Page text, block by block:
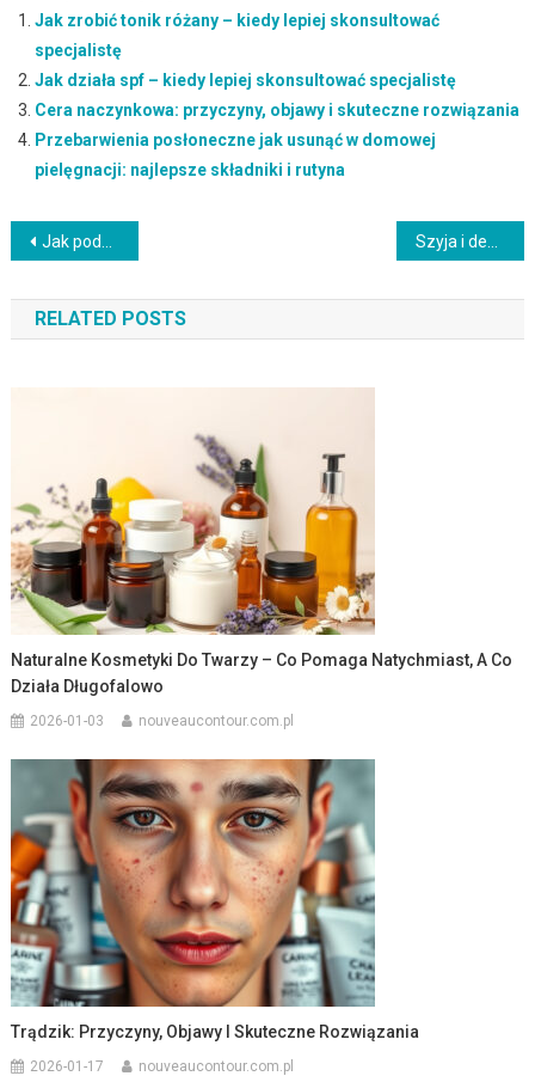
Jak zrobić tonik różany – kiedy lepiej skonsultować
specjalistę
Jak działa spf – kiedy lepiej skonsultować specjalistę
Cera naczynkowa: przyczyny, objawy i skuteczne rozwiązania
Przebarwienia posłoneczne jak usunąć w domowej
pielęgnacji: najlepsze składniki i rutyna
Nawigacja
wpisu
Jak podejść do tematu: retinal z czym nie łączyć krok po kroku
RELATED POSTS
Naturalne Kosmetyki Do Twarzy – Co Pomaga Natychmiast, A Co
Działa Długofalowo
2026-01-03 nouveaucontour.com.pl
Trądzik: Przyczyny, Objawy I Skuteczne Rozwiązania
2026-01-17 nouveaucontour.com.pl